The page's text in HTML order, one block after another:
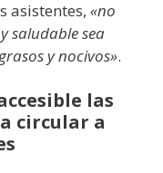
asistentes, «no
saludable sea
y nocivos».
las
circular a